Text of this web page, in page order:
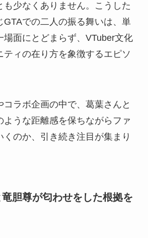
も少なくありません。こうした
GTAでの二人の振る舞いは、単
場面にとどまらず、VTuber文化
ティの在り方を象徴するエピソ
ラボ企画の中で、葛葉さんと
ような距離感を保ちながらファ
くのか、引き続き注目が集まり
胆尊が匂わせをした根拠を